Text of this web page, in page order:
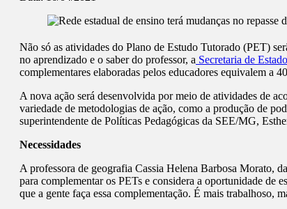
Não só as atividades do Plano de Estudo Tutorado (PET)
no aprendizado e o saber do professor, a Secretaria de
complementares elaboradas pelos educadores equivalem a
A nova ação será desenvolvida por meio de atividades de
variedade de metodologias de ação, como a produção de
superintendente de Políticas Pedagógicas da SEE/MG,
Necessidades
A professora de geografia Cassia Helena Barbosa Morato,
para complementar os PETs e considera a oportunidade
que a gente faça essa complementação. É mais trabalhoso,